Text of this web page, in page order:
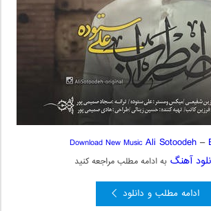
Download New MusicAli Sotoodeh –
آهنگ به ادامه مطلب مراجعه کنید
ادامه مطلب و دانلود